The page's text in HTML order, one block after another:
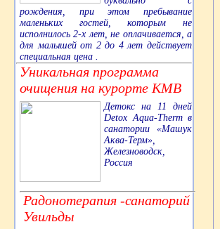
рождения, при этом пребывание
маленьких гостей, которым не
исполнилось 2-х лет, не оплачивается, а
для малышей от 2 до 4 лет действует
специальная цена .
Уникальная программа
очищения на курорте КМВ
Детокс на 11 дней
Detox Aqua-Therm в
санатории «Машук
Аква-Терм»,
Железноводск,
Россия
Радонотерапия -санаторий
Увильды